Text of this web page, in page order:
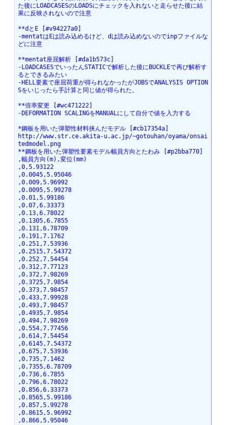
た後にLOADCASESのLOADSにチェックを入れないと走らせた後に結
果に反映されないので注意
**dとE [#v94227a0]
-mentatはEは読み込めるけど、dは読み込めないのでinpファイルな
どに注意
**mentat座屈解析 [#da1b573c]
-LOADCASESでいったんSTATICで解析した後にBUCKLEで再び解析す
るとできるみたい
-HELL要素で座屈荷重が得られなかったがJOBSでANALYSIS OPTION
Sをいじったら手計算と同じ値が得られた。
**倍率変更 [#wc471222]
-DEFORMATION SCALINGをMANUALにして自分で値を入力する
*鋼板を用いた弾塑性材料挟んだモデル [#cb17354a]
http://www.str.ce.akita-u.ac.jp/~gotouhan/oyama/onsai
tedmodel.png
**鋼板を用いた弾塑性要素モデル幅員方向とたわみ [#p2bba770]
,幅員方向(m),変位(mm)
,0,5.93122
,0.0045,5.95046
,0.009,5.96992
,0.0095,5.99278
,0.01,5.99186
,0.07,6.33373
,0.13,6.78022
,0.1305,6.7855
,0.131,6.78709
,0.191,7.1762
,0.251,7.53936
,0.2515,7.54372
,0.252,7.54454
,0.312,7.77123
,0.372,7.98269
,0.3725,7.9854
,0.373,7.98457
,0.433,7.99928
,0.493,7.98457
,0.4935,7.9854
,0.494,7.98269
,0.554,7.77456
,0.614,7.54454
,0.6145,7.54372
,0.675,7.53936
,0.735,7.1462
,0.7355,6.78709
,0.736,6.7855
,0.796,6.78022
,0.856,6.33373
,0.8565,5.99186
,0.857,5.99278
,0.8615,5.96992
,0.866,5.95046